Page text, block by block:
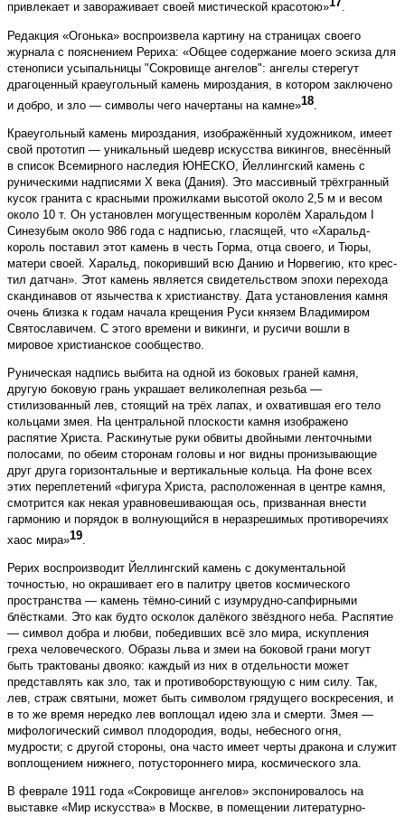
привлекает и завораживает своей мистической красотою» .
Редакция «Огонька» воспроизвела картину на страницах своего
журнала с пояснением Рериха: «Общее содержание моего эскиза для
стенописи усыпальницы "Сокровище ангелов": ангелы стерегут
драгоценный краеугольный камень мироздания, в котором заключено
и добро, и зло — символы чего начертаны на камне»18
Краеугольный камень мироздания, изображённый художником, имеет
свой прототип — уникальный шедевр искусства викингов, внесённый
в список Всемирного наследия ЮНЕСКО, Йеллингский камень с
руническими надписями X века (Дания). Это массивный трёхгранный
кусок гранита с красными прожилками высотой около 2,5 м и весом
около 10 т. Он установлен могущественным королём Харальдом I
Синезубым около 986 года с надписью, гласящей, что «Харальд-
король поставил этот камень в честь Горма, отца своего, и Тюры,
матери своей. Харальд, покоривший всю Данию и Норвегию, кто крес­
тил датчан». Этот камень является свидетельством эпохи перехода
скандинавов от язычества к христианству. Дата установления камня
очень близка к годам начала крещения Руси князем Владимиром
Святославичем. С этого времени и викинги, и русичи вошли в
мировое христианское сообщество.
Руническая надпись выбита на одной из боковых граней камня,
другую боковую грань украшает великолепная резьба —
стилизованный лев, стоящий на трёх лапах, и охватившая его тело
кольцами змея. На центральной плоскости камня изображено
распятие Христа. Раскинутые руки обвиты двойными ленточными
полосами, по обеим сторонам головы и ног видны пронизывающие
друг друга горизонтальные и вертикальные кольца. На фоне всех
этих переплетений «фигура Христа, расположенная в центре камня,
смотрится как некая уравновешивающая ось, призванная внести
гармонию и порядок в волнующийся в неразрешимых противоречиях
хаос мира»19.
Рерих воспроизводит Йеллингский камень с документальной
точностью, но окрашивает его в палитру цветов космического
пространства — камень тёмно-синий с изумрудно-сапфирными
блёстками. Это как будто осколок далёкого звёздного неба. Распятие
— символ добра и любви, победивших всё зло мира, искупления
греха человеческого. Образы льва и змеи на боковой грани могут
быть трактованы двояко: каждый из них в отдельности может
представлять как зло, так и противоборствующую с ним силу. Так,
лев, страж святыни, может быть символом грядущего воскресения, и
в то же время нередко лев воплощал идею зла и смерти. Змея —
мифологический символ плодородия, воды, небесного огня,
мудрости; с другой стороны, она часто имеет черты дракона и служит
воплощением нижнего, потустороннего мира, космического зла.
В феврале 1911 года «Сокровище ангелов» экспонировалось на
выставке «Мир искусства» в Москве, в помещении литературно-